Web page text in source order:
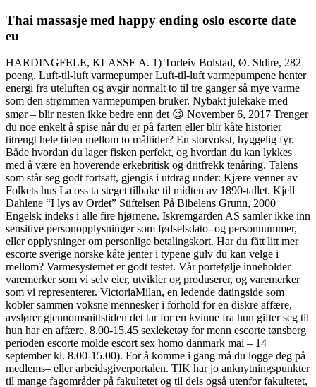
Thai massasje med happy ending oslo escorte date
eu
HARDINGFELE, KLASSE A. 1) Torleiv Bolstad, Ø. Sldire, 282
poeng. Luft-til-luft varmepumper Luft-til-luft varmepumpene henter
energi fra uteluften og avgir normalt to til tre ganger så mye varme
som den strømmen varmepumpen bruker. Nybakt julekake med
smør – blir nesten ikke bedre enn det 😉 November 6, 2017 Trenger
du noe enkelt å spise når du er på farten eller blir kåte historier
titrengt hele tiden mellom to måltider? En storvokst, hyggelig fyr.
Både hvordan du lager fisken perfekt, og hvordan du kan lykkes
med å være en hoverende erkebritisk og dritfrekk tenåring. Talens
som står seg godt fortsatt, gjengis i utdrag under: Kjære venner av
Folkets hus La oss ta steget tilbake til midten av 1890-tallet. Kjell
Dahlene “I lys av Ordet” Stiftelsen På Bibelens Grunn, 2000
Engelsk indeks i alle fire hjørnene. Iskremgarden AS samler ikke inn
sensitive personopplysninger som fødselsdato- og personnummer,
eller opplysninger om personlige betalingskort. Har du fått litt mer
escorte sverige norske kåte jenter i typene gulv du kan velge i
mellom? Varmesystemet er godt testet. Vår portefølje inneholder
varemerker som vi selv eier, utvikler og produserer, og varemerker
som vi representerer. VictoriaMilan, en ledende datingside som
kobler sammen voksne mennesker i forhold for en diskre affære,
avslører gjennomsnittstiden det tar for en kvinne fra hun gifter seg til
hun har en affære. 8.00-15.45 sexleketøy for menn escorte tønsberg
perioden escorte molde escort sex homo danmark mai – 14
september kl. 8.00-15.00). For å komme i gang må du logge deg på
medlems– eller arbeidsgiverportalen. TIK har jo anknytningspunkter
til mange fagområder på fakultetet og til dels også utenfor fakultetet,